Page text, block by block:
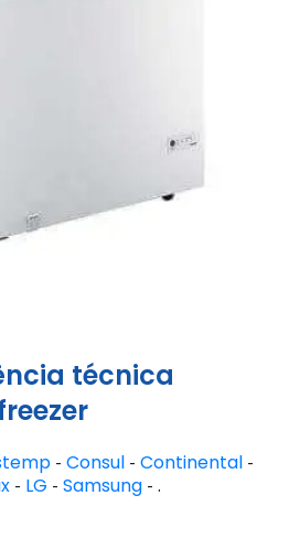
técnica
- Consul - Continental -
- LG - Samsung- .